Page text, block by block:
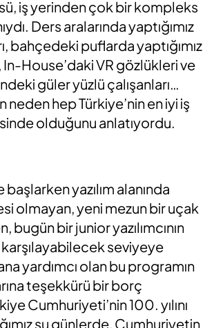
iş yerinden çok bir kompleks
Ders aralarında yaptığımız
bahçedeki puflarda yaptığımız
House’daki VR gözlükleri ve
güler yüzlü çalışanları…
neden hep Türkiye’nin en iyi iş
olduğunu anlatıyordu.
başlarken yazılım alanında
olmayan, yeni mezun bir uçak
bugün bir junior yazılımcının
seviyeye
yardımcı olan bu programın
teşekkürü bir borç
Cumhuriyeti’nin 100. yılını
şu günlerde, Cumhuriyetin